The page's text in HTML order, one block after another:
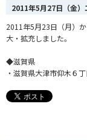
2011年5月27日（金）
2011年5月23日（月）
大・拡充しました。
◆滋賀県
・滋賀県大津市仰木６